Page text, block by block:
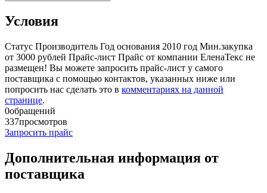
Условия
Статус Производитель Год основания 2010 год Мин.закупка
от 3000 рублей Прайс-лист Прайс от компании ЕленаТекс не
размещен! Вы можете запросить прайс-лист у самого
поставщика с помощью контактов, указанных ниже или
попросить нас сделать это в комментариях на данной
странице.
0обращений
337просмотров
Запросить прайс
Дополнительная информация от
поставщика